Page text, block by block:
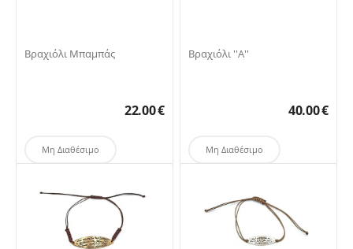
Βραχιόλι Μπαμπάς
22.00€
Μη Διαθέσιμο
Βραχιόλι ''Α''
40.00€
Μη Διαθέσιμο